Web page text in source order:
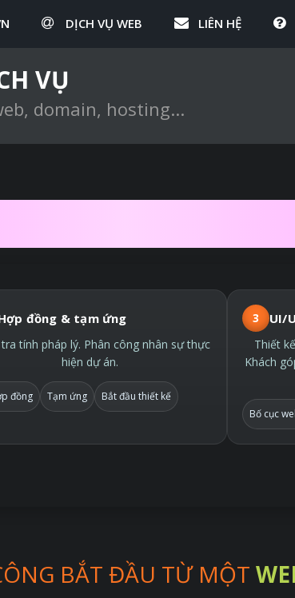
DỊCH VỤ WEB LIÊN HỆ
VỤ
domain, hosting...
đồng & tạm ứng
tính pháp lý. Phân công nhân sự thực
hiện dự án.
đồng Tạm ứng Bắt đầu thiết kế
3 UI/
Thiết
Khách
Bố cục
BẮT ĐẦU TỪ MỘT